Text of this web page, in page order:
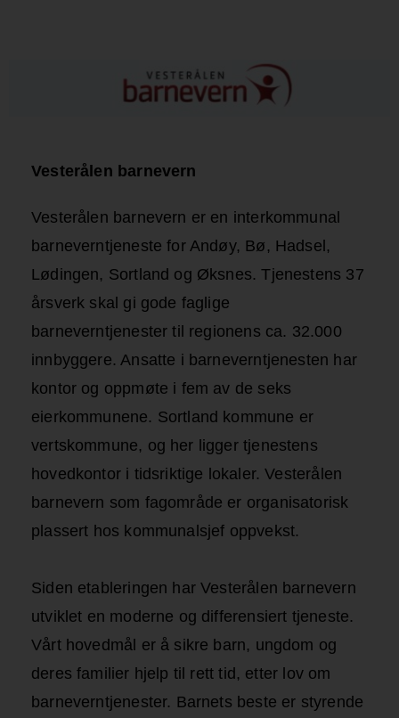
Vesterålen barnevern
Vesterålen barnevern er en interkommunal
barneverntjeneste for Andøy, Bø, Hadsel,
Lødingen, Sortland og Øksnes. Tjenestens 37
årsverk skal gi gode faglige
barneverntjenester til regionens ca. 32.000
innbyggere. Ansatte i barneverntjenesten har
kontor og oppmøte i fem av de seks
eierkommunene. Sortland kommune er
vertskommune, og her ligger tjenestens
hovedkontor i tidsriktige lokaler. Vesterålen
barnevern som fagområde er organisatorisk
plassert hos kommunalsjef oppvekst.
Siden etableringen har Vesterålen barnevern
utviklet en moderne og differensiert tjeneste.
Vårt hovedmål er å sikre barn, ungdom og
deres familier hjelp til rett tid, etter lov om
barneverntjenester. Barnets beste er styrende